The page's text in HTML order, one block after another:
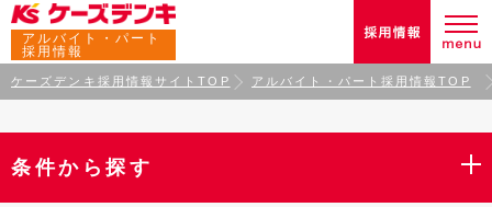
アルバイト・パート
採用情報
ケーズデンキ採用情報サイトTOP アルバイト・パート採用情報TOP
条件から探す